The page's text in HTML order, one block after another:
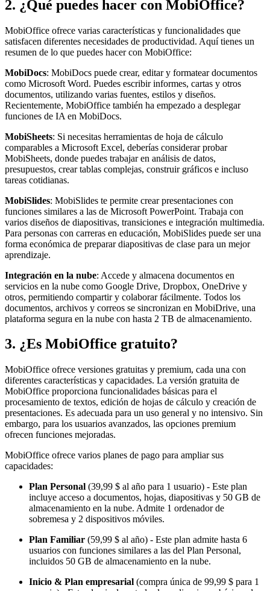
2. ¿Qué puedes hacer con MobiOffice?
MobiOffice ofrece varias características y funcionalidades que
satisfacen diferentes necesidades de productividad. Aquí tienes un
resumen de lo que puedes hacer con MobiOffice:
MobiDocs: MobiDocs puede crear, editar y formatear documentos
como Microsoft Word. Puedes escribir informes, cartas y otros
documentos, utilizando varias fuentes, estilos y diseños.
Recientemente, MobiOffice también ha empezado a desplegar
funciones de IA en MobiDocs.
MobiSheets: Si necesitas herramientas de hoja de cálculo
comparables a Microsoft Excel, deberías considerar probar
MobiSheets, donde puedes trabajar en análisis de datos,
presupuestos, crear tablas complejas, construir gráficos e incluso
tareas cotidianas.
MobiSlides: MobiSlides te permite crear presentaciones con
funciones similares a las de Microsoft PowerPoint. Trabaja con
varios diseños de diapositivas, transiciones e integración multimedia.
Para personas con carreras en educación, MobiSlides puede ser una
forma económica de preparar diapositivas de clase para un mejor
aprendizaje.
Integración en la nube: Accede y almacena documentos en
servicios en la nube como Google Drive, Dropbox, OneDrive y
otros, permitiendo compartir y colaborar fácilmente. Todos los
documentos, archivos y correos se sincronizan en MobiDrive, una
plataforma segura en la nube con hasta 2 TB de almacenamiento.
3. ¿Es MobiOffice gratuito?
MobiOffice ofrece versiones gratuitas y premium, cada una con
diferentes características y capacidades. La versión gratuita de
MobiOffice proporciona funcionalidades básicas para el
procesamiento de textos, edición de hojas de cálculo y creación de
presentaciones. Es adecuada para un uso general y no intensivo. Sin
embargo, para los usuarios avanzados, las opciones premium
ofrecen funciones mejoradas.
MobiOffice ofrece varios planes de pago para ampliar sus
capacidades:
Plan Personal (39,99 $ al año para 1 usuario) - Este plan
incluye acceso a documentos, hojas, diapositivas y 50 GB de
almacenamiento en la nube. Admite 1 ordenador de
sobremesa y 2 dispositivos móviles.
Plan Familiar (59,99 $ al año) - Este plan admite hasta 6
usuarios con funciones similares a las del Plan Personal,
incluidos 50 GB de almacenamiento en la nube.
Inicio & Plan empresarial (compra única de 99,99 $ para 1